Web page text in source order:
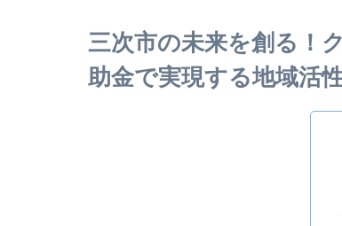
三次市の未来を創る！
助金で実現する地域活